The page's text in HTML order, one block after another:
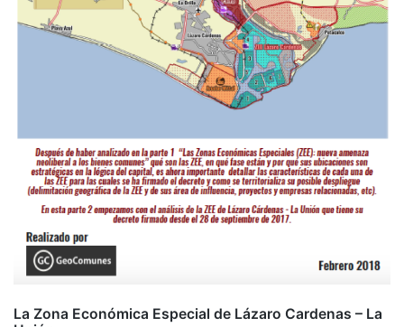
La Zona Económica Especial de Lázaro Cardenas – La